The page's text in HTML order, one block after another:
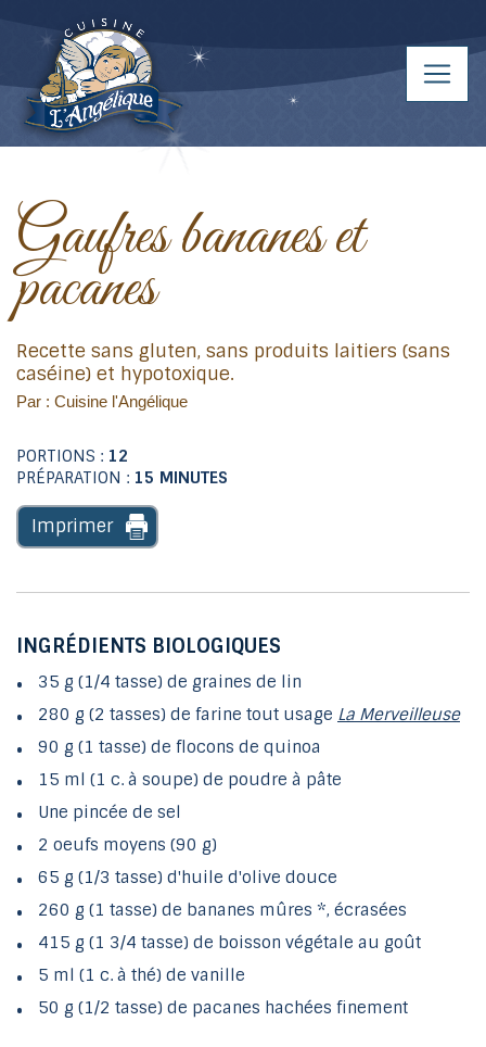
Gaufres bananes et
pacanes
Recette sans gluten, sans produits laitiers (sans
caséine) et hypotoxique.
Par : Cuisine l'Angélique
PORTIONS : 12
PRÉPARATION : 15 MINUTES
Imprimer
INGRÉDIENTS BIOLOGIQUES
35 g (1/4 tasse) de graines de lin
280 g (2 tasses) de farine tout usage La Merveilleuse
90 g (1 tasse) de flocons de quinoa
15 ml (1 c. à soupe) de poudre à pâte
Une pincée de sel
2 oeufs moyens (90 g)
65 g (1/3 tasse) d'huile d'olive douce
260 g (1 tasse) de bananes mûres *, écrasées
415 g (1 3/4 tasse) de boisson végétale au goût
5 ml (1 c. à thé) de vanille
50 g (1/2 tasse) de pacanes hachées finement